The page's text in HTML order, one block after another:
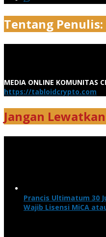
Tentang Penulis:
MEDIA ONLINE KOMUNITAS
https://tabloidcrypto.com
Jangan Lewatkan
Prancis Ultimatum 30
Wajib Lisensi MiCA